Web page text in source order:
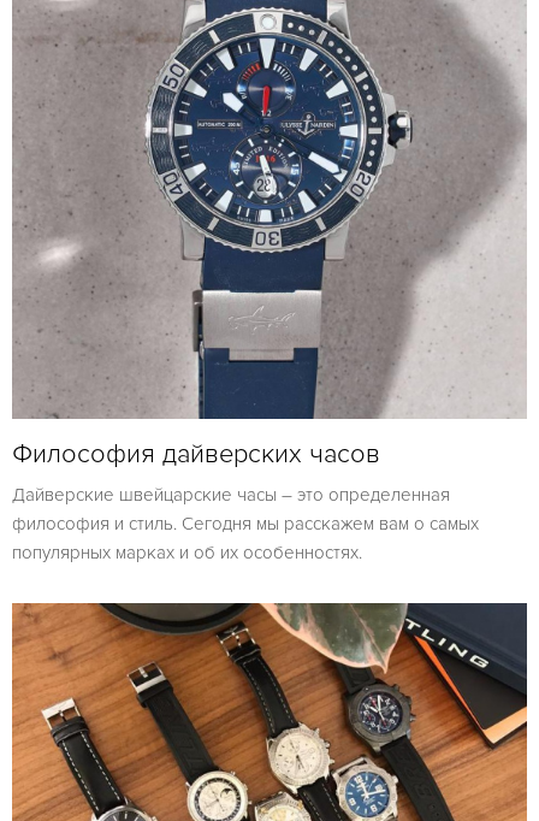
Философия дайверских часов
Дайверские швейцарские часы – это определенная
философия и стиль. Сегодня мы расскажем вам о самых
популярных марках и об их особенностях.